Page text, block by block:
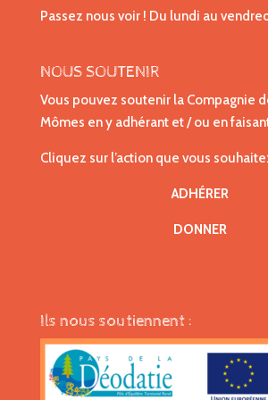
Passez nous voir ! Du lundi au
NOUS SOUTENIR
Vous pouvez soutenir la Compagnie
Mômes en y adhérant et / ou en
Cliquez sur l’action que vous
ADHÉRER
DONNER
Ils nous soutiennent :